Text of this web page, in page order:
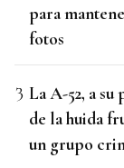
para
fotos
La A-52, a
de la huida
un grupo